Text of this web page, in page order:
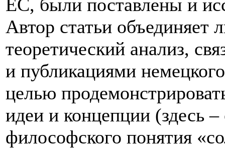
ЕС, были поставлены и
Автор статьи объединяет
теоретический анализ,
и публикациями
целью
идеи и концепции (здесь
философского понятия